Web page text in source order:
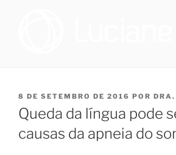
DE JANEIRO |
DE FIGUEIREDO
promover melhoria à qualidade de vida
necessitem realizar cirurgia.
PUBLICADO
EM
8 DE SETEMBRO DE 2016 POR
Queda da língua pode
causas da apneia do